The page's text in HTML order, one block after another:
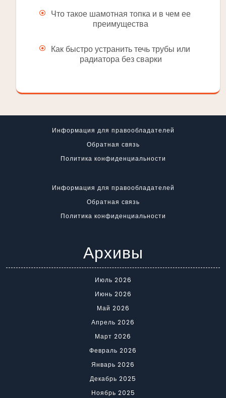
Что такое шамотная топка и в чем ее
преимущества
Как быстро устранить течь трубы или
радиатора без сварки
Информация для правообладателей
Обратная связь
Политика конфиденциальности
Информация для правообладателей
Обратная связь
Политика конфиденциальности
Архивы
Июль 2026
Июнь 2026
Май 2026
Апрель 2026
Март 2026
Февраль 2026
Январь 2026
Декабрь 2025
Ноябрь 2025